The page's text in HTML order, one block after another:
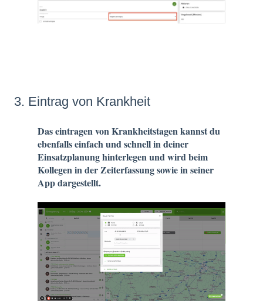
3. Eintrag von Krankheit
Das eintragen von Krankheitstagen kannst du
ebenfalls einfach und schnell in deiner
Einsatzplanung hinterlegen und wird beim
Kollegen in der Zeiterfassung sowie in seiner
App dargestellt.